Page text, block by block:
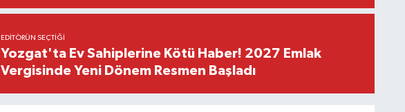
EDITÖRÜN SEÇTIĞI
Yozgat'ta Ev Sahiplerine Kötü Haber! 2027 Emlak
Vergisinde Yeni Dönem Resmen Başladı